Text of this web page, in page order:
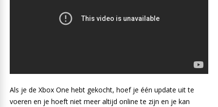
Als je de Xbox One hebt gekocht, hoef je één update uit te
voeren en je hoeft niet meer altijd online te zijn en je kan